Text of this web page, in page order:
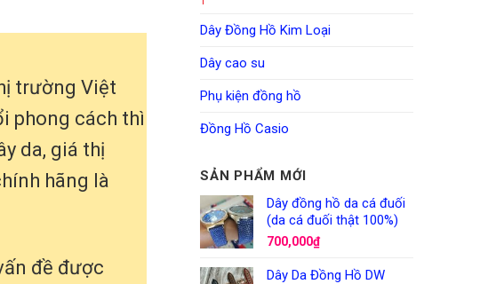
trường Việt
phong cách thì
da, giá thị
hãng là
đề được
Dây Đồng Hồ Kim Loại
Dây cao su
Phụ kiện đồng hồ
Đồng Hồ Casio
SẢN PHẨM MỚI
Dây đồng hồ da cá đuối
(da cá đuối thật 100%)
700,000₫
Dây Da Đồng Hồ DW